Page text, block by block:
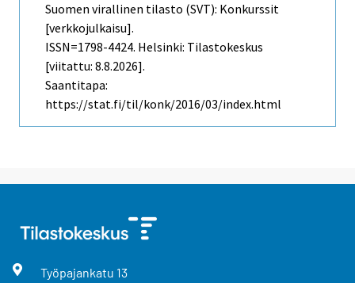
Suomen virallinen tilasto (SVT): Konkurssit
[verkkojulkaisu].
ISSN=1798-4424. Helsinki: Tilastokeskus
[viitattu: 8.8.2026].
Saantitapa:
https://stat.fi/til/konk/2016/03/index.html
Työpajankatu 13